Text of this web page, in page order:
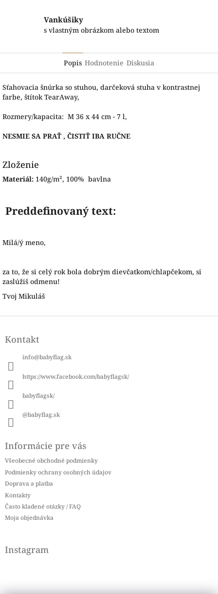
Vankúšiky
s vlastným obrázkom alebo textom
Popis Hodnotenie Diskusia
Sťahovacia šnúrka so stuhou, darčeková stuha v kontrastnej
farbe, štítok TearAway,
Rozmery/​​kapacita: M 36 x 44 cm - 7 l,
NESMIE SA PRAŤ , ČISTIŤ IBA RUČNE
Zloženie
Materiál: 140g/m², 100% bavlna
Preddefinovaný text:
Milá/ý meno,
za to, že si celý rok bola dobrým dievčatkom/chlapčekom, si
zaslúžiš odmenu!
Tvoj Mikuláš
pKontakt
info@babyflag.sk
https://www.facebook.com/babyflagsk/
babyflagsk/
@babyflag.sk
Informácie pre vás
Všeobecné obchodné podmienky
Podmienky ochrany osobných údajov
Doprava a platba
Kontakty
Často kladené otázky / FAQ
Moja objednávka
Instagram